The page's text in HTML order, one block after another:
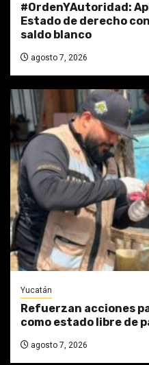
#OrdenYAutoridad:
Estado de derecho
saldo blanco
agosto 7, 2026
Yucatán
Refuerzan acciones
como estado libre de
agosto 7, 2026